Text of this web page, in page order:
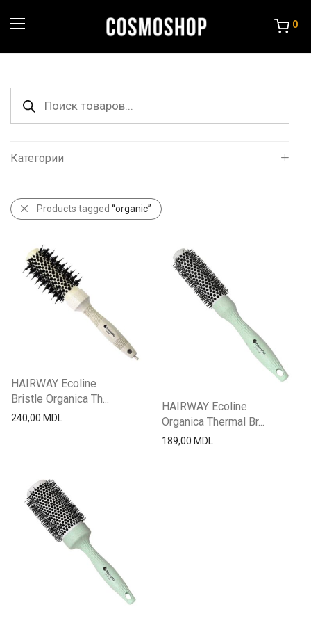
0
Поиск
товаров
Категории
Все
Уход за волосами
Краска и Океслители
Уход и стайлинг
Другие товары
Products tagged “organic”
HAIRWAY Ecoline
Bristle Organica Th...
240,00 MDL
HAIRWAY Ecoline
Organica Thermal Br...
189,00 MDL